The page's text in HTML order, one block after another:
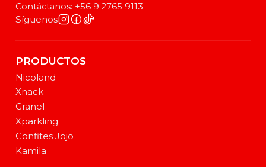
Contáctanos: +56 9 2765 9113
Síguenos
PRODUCTOS
Nicoland
Xnack
Granel
Xparkling
Confites Jojo
Kamila